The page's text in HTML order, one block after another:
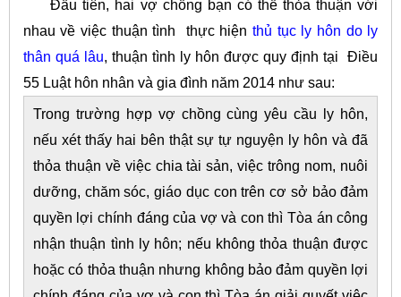
Đầu tiên, hai vợ chồng bạn có thể thỏa thuận với
nhau về việc thuận tình thực hiện thủ tục ly hôn do ly
thân quá lâu, thuận tình ly hôn được quy định tại Điều
55 Luật hôn nhân và gia đình năm 2014 như sau:
Trong trường hợp vợ chồng cùng yêu cầu ly hôn,
nếu xét thấy hai bên thật sự tự nguyện ly hôn và đã
thỏa thuận về việc chia tài sản, việc trông nom, nuôi
dưỡng, chăm sóc, giáo dục con trên cơ sở bảo đảm
quyền lợi chính đáng của vợ và con thì Tòa án công
nhận thuận tình ly hôn; nếu không thỏa thuận được
hoặc có thỏa thuận nhưng không bảo đảm quyền lợi